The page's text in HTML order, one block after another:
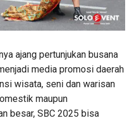
ajang pertunjukan busana
media promosi daerah
wisata, seni dan warisan
maupun
besar, SBC 2025 bisa